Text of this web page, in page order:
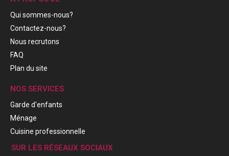
Qui sommes-nous?
Contactez-nous?
Nous recrutons
FAQ
Plan du site
NOS SERVICES
Garde d'enfants
Ménage
Cuisine professionnelle
SUR LES RÉSEAUX SOCIAUX